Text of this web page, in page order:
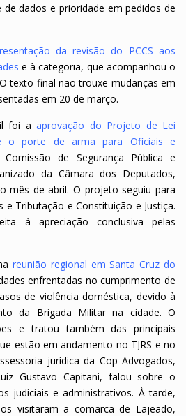
de dados e prioridade em pedidos de
da revisão do PCCS aos
e à categoria, que acompanhou o
texto final não trouxe mudanças em
em 20 de março.
foi a aprovação do Projeto de Lei
o porte de arma para Oficiais e
de Segurança Pública e
da Câmara dos Deputados,
mês de abril. O projeto seguiu para
e Tributação e Constituição e Justiça.
à apreciação conclusiva pelas
reunião regional em Santa Cruz do
enfrentadas no cumprimento de
de violência doméstica, devido à
da Brigada Militar na cidade. O
e tratou também das principais
estão em andamento no TJRS e no
jurídica da Cop Advogados,
Gustavo Capitani, falou sobre o
judiciais e administrativos. À tarde,
visitaram a comarca de Lajeado,